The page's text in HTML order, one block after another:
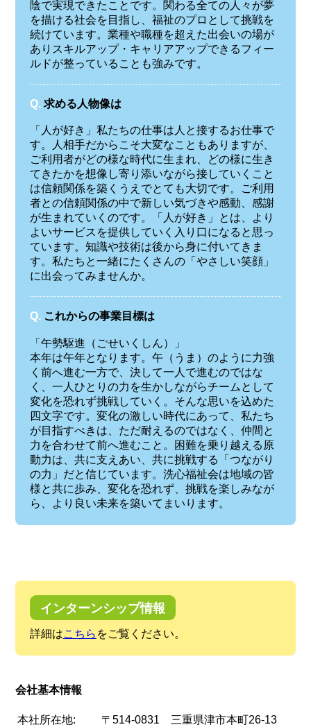
陰で実現できたことです。関わる全ての人々が夢
を描ける社会を目指し、福祉のプロとして挑戦を
続けています。業種や職種を超えた出会いの場が
ありスキルアップ・キャリアアップできるフィー
ルドが整っていることも強みです。
Q. 求める人物像は
「人が好き」私たちの仕事は人と接するお仕事で
す。人相手だからこそ大変なこともありますが、
ご利用者がどの様な時代に生まれ、どの様に生き
てきたかを想像し寄り添いながら接していくこと
は信頼関係を築くうえでとても大切です。ご利用
者との信頼関係の中で新しい気づきや感動、感謝
が生まれていくのです。「人が好き」とは、より
よいサービスを提供していく入り口になると思っ
ています。知識や技術は後から身に付いてきま
す。私たちと一緒にたくさんの「やさしい笑顔」
に出会ってみませんか。
Q. これからの事業目標は
「午勢駆進（ごせいくしん）」
本年は午年となります。午（うま）のように力強
く前へ進む一方で、決して一人で進むのではな
く、一人ひとりの力を生かしながらチームとして
変化を恐れず挑戦していく。そんな思いを込めた
四文字です。変化の激しい時代にあって、私たち
が目指すべきは、ただ耐えるのではなく、仲間と
力を合わせて前へ進むこと。困難を乗り越える原
動力は、共に支えあい、共に挑戦する「つながり
の力」だと信じています。洗心福祉会は地域の皆
様と共に歩み、変化を恐れず、挑戦を楽しみなが
ら、より良い未来を築いてまいります。
インターンシップ情報
詳細はこちら をご覧ください。
会社基本情報
本社所在地:
〒514-0831 三重県津市本町26-13